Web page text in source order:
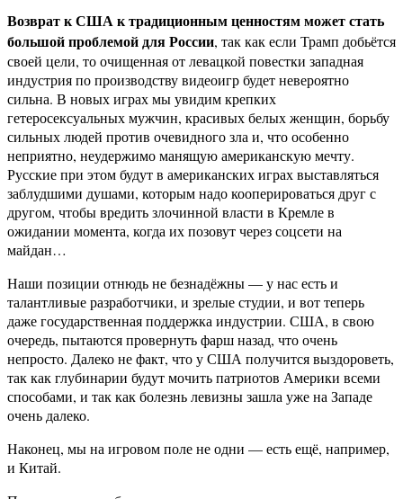
Возврат к США к традиционным ценностям может стать
большой проблемой для России, так как если Трамп добьётся
своей цели, то очищенная от левацкой повестки западная
индустрия по производству видеоигр будет невероятно
сильна. В новых играх мы увидим крепких
гетеросексуальных мужчин, красивых белых женщин, борьбу
сильных людей против очевидного зла и, что особенно
неприятно, неудержимо манящую американскую мечту.
Русские при этом будут в американских играх выставляться
заблудшими душами, которым надо кооперироваться друг с
другом, чтобы вредить злочинной власти в Кремле в
ожидании момента, когда их позовут через соцсети на
майдан…
Наши позиции отнюдь не безнадёжны — у нас есть и
талантливые разработчики, и зрелые студии, и вот теперь
даже государственная поддержка индустрии. США, в свою
очередь, пытаются провернуть фарш назад, что очень
непросто. Далеко не факт, что у США получится выздороветь,
так как глубинарии будут мочить патриотов Америки всеми
способами, и так как болезнь левизны зашла уже на Западе
очень далеко.
Наконец, мы на игровом поле не одни — есть ещё, например,
и Китай.